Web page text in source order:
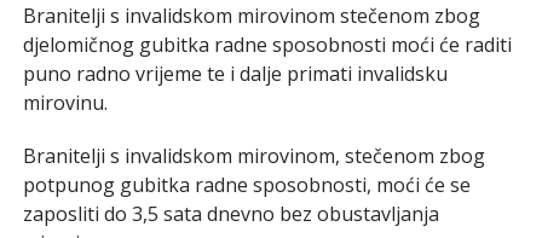
Branitelji s invalidskom mirovinom stečenom zbog
djelomičnog gubitka radne sposobnosti moći će raditi
puno radno vrijeme te i dalje primati invalidsku
mirovinu.
Branitelji s invalidskom mirovinom, stečenom zbog
potpunog gubitka radne sposobnosti, moći će se
zaposliti do 3,5 sata dnevno bez obustavljanja